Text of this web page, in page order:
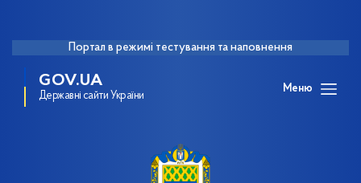
Портал в режимі тестування та наповнення
GOV.UA
Державні сайти України
Меню